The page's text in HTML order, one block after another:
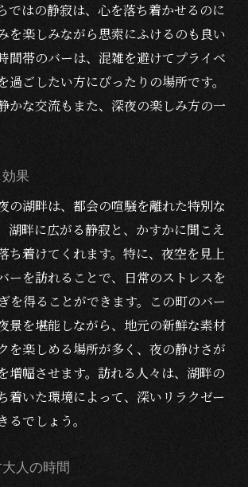
ではの静寂は、心を落ち着かせるのに
を楽しみながら思索にふけるのも良い
間帯のバーは、混雑を避けてプライベ
過ごしたい方にぴったりの場所です。
かな交流もまた、深夜の楽しみ方の一
果
の湖畔は、都会の喧騒を離れた特別な
湖畔に広がる静寂と、かすかに聞こえ
ち着けてくれます。特に、夜空を見上
ーを訪れることで、日常のストレスを
を得ることができます。この町のバー
景を堪能しながら、地元の新鮮な素材
を楽しめる場所が多く、夜の静けさが
増幅させます。訪れる人々は、湖畔の
着いた環境によって、深いリラクゼー
るでしょう。
人の時間